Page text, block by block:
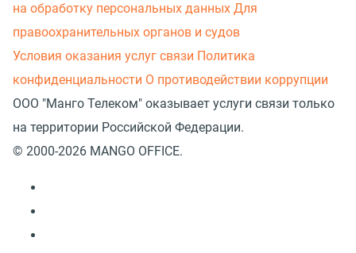
на обработку персональных данных Для
правоохранительных органов и судов
Условия оказания услуг связи Политика
конфиденциальности О противодействии коррупции
ООО "Манго Телеком" оказывает услуги связи только
на территории Российской Федерации.
© 2000-2026 MANGO OFFICE.